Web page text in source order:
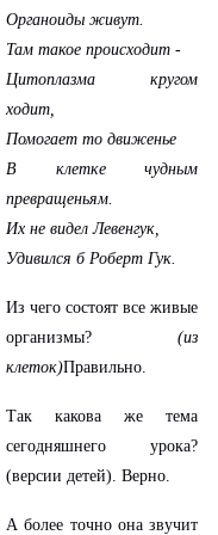
Органоиды живут.
Там такое происходит -
Цитоплазма кругом
ходит,
Помогает то движенье
В клетке чудным
превращеньям.
Их не видел Левенгук,
Удивился б Роберт Гук.
Из чего состоят все живые
организмы? (из
клеток)Правильно.
Так какова же тема
сегодняшнего урока?
(версии детей). Верно.
А более точно она звучит